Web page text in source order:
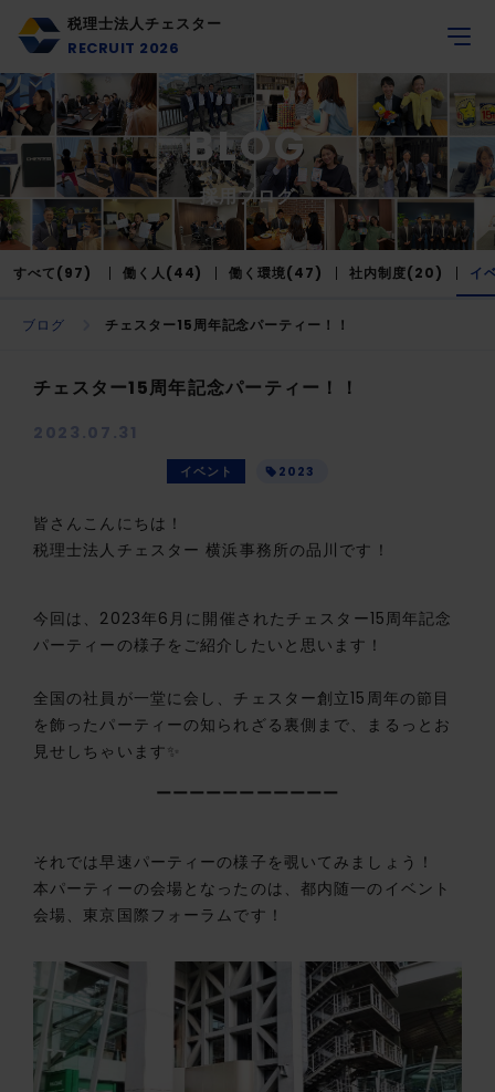
税理士法人チェスター
RECRUIT 2026
BLOG
採用ブログ
すべて(97) 働く人(44) 働く環境(47) 社内制度(20) イ
ブログ チェスター15周年記念パーティー！！
チェスター15周年記念パーティー！！
2023.07.31
イベント 2023
皆さんこんにちは！
税理士法人チェスター 横浜事務所の品川です！
今回は、2023年6月に開催されたチェスター15周年記念
パーティーの様子をご紹介したいと思います！
全国の社員が一堂に会し、チェスター創立15周年の節目
を飾ったパーティーの知られざる裏側まで、まるっとお
見せしちゃいます✨
ーーーーーーーーーーー
それでは早速パーティーの様子を覗いてみましょう！
本パーティーの会場となったのは、都内随一のイベント
会場、東京国際フォーラムです！